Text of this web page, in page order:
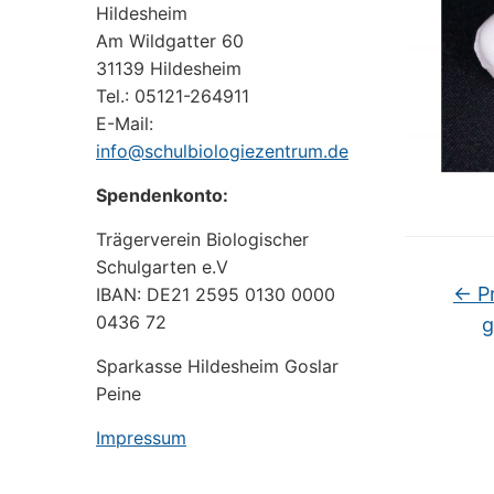
Hildesheim
Am Wildgatter 60
31139 Hildesheim
Tel.: 05121-264911
E-Mail:
info@schulbiologiezentrum.de
Spendenkonto:
Trägerverein Biologischer
Schulgarten e.V
IBAN: DE21 2595 0130 0000
0436 72
Sparkasse Hildesheim Goslar
Peine
Impressum
←